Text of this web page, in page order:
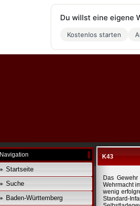
Navigation
Startseite
Suche
Baden-Württemberg
K43
Das
Wehrmacht
wenig
Standard-
Du willst eine eigene
Kostenlos starten